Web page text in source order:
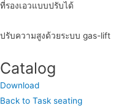
ที่รองเอวแบบปรับได้
ปรับความสูงด้วยระบบ gas-lift
Catalog
Download
Back to Task seating